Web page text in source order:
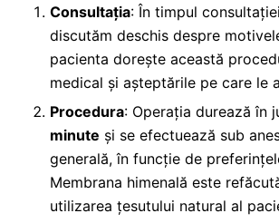
Consultația: În timpul
discutăm deschis despre
pacienta dorește această
medical și așteptările pe care le
Procedura: Operația durează în
minute și se efectuează sub
generală, în funcție de
Membrana himenală este
utilizarea țesutului natural al